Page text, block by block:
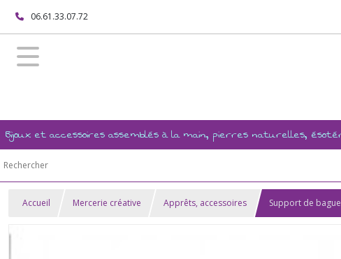
06.61.33.07.72
Bijoux et accessoires assemblés à la main, pierres naturelles,
Accueil Mercerie créative Apprêts, accessoires Support de